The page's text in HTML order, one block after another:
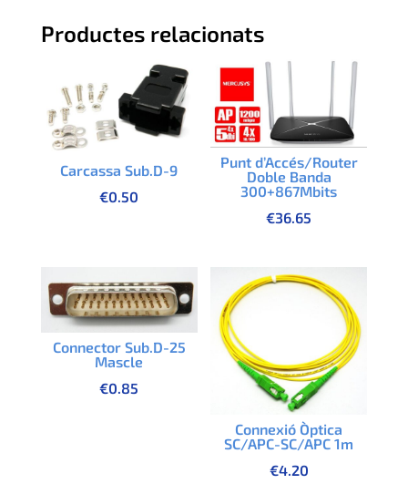
Productes relacionats
Carcassa Sub.D-9
€0.50
Punt d’Accés/Router
Doble Banda
300+867Mbits
€36.65
Connector Sub.D-25
Mascle
€0.85
Connexió Òptica
SC/APC-SC/APC 1m
€4.20